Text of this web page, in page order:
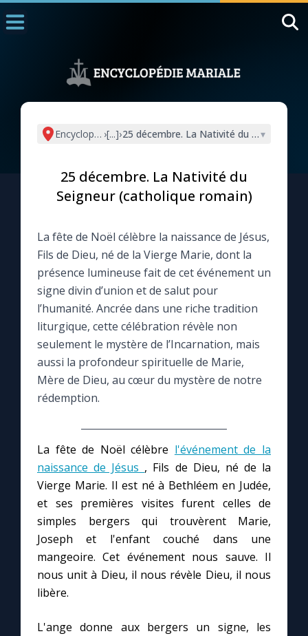
L'actualité de la semaine
La newsletter
La vidéo de la semaine
Le compte Tiktok
Le magazine
Questions-réponses
Prier au quotidien
Avec Thérèse de Lisieux
L'Évangile chaque jour
Encyclopédie mariale
›[...]›25 décembre. La Nativité du Seigneur
▾
25 décembre. La Nativité du
Seigneur (catholique romain)
La fête de Noël célèbre la naissance de Jésus,
Fils de Dieu, né de la Vierge Marie, dont la
présence lumineuse fait de cet événement un
signe divin d’union et de salut pour
l’humanité. Ancrée dans une riche tradition
liturgique, cette célébration révèle non
seulement le mystère de l’Incarnation, mais
aussi la profondeur spirituelle de Marie,
Mère de Dieu, au cœur du mystère de notre
rédemption.
La fête de Noël célèbre l'événement de la
naissance de Jésus , Fils de Dieu, né de la
Vierge Marie. Il est né à Bethléem en Judée,
et ses premières visites furent celles de
simples bergers qui trouvèrent Marie,
Joseph et l'enfant couché dans une
mangeoire. Cet événement nous sauve. Il
nous unit à Dieu, il nous révèle Dieu, il nous
libère.
L'ange donne aux bergers un signe, les